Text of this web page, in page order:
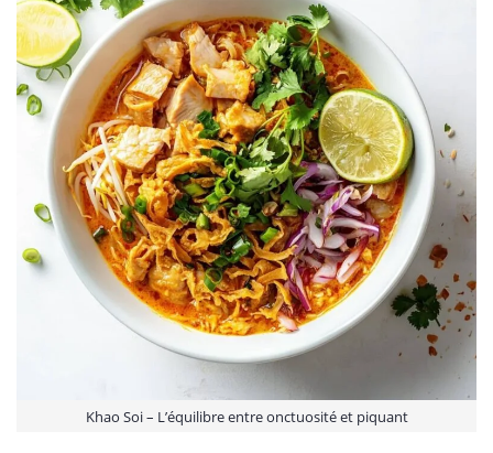
Khao Soi – L’équilibre entre onctuosité et piquant